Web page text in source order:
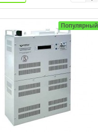
Популярный